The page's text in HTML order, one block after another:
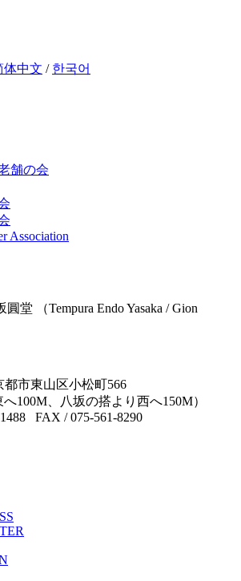
体中文 / 한국어
舗の会
Association
圓堂 （Tempura Endo Yasaka / Gion
都市東山区小松町566
へ100M、八坂の搭より西へ150M）
FAX / 075-561-8290